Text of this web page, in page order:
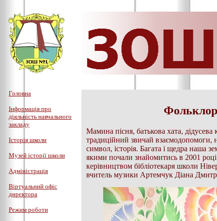
Головна
Інформація про
діяльність навчального
закладу
Історія школи
Музей історії школи
Адміністрація
Віртуальний офіс
директора
Режим роботи
Мамина пісня, батькова хата,
традиційний звичай взаємодопомоги,
символ, історія. Багата і щедра наша
якими почали знайомитись в 2001
керівництвом бібліотекаря школи
вчитель музики Артемчук Діана